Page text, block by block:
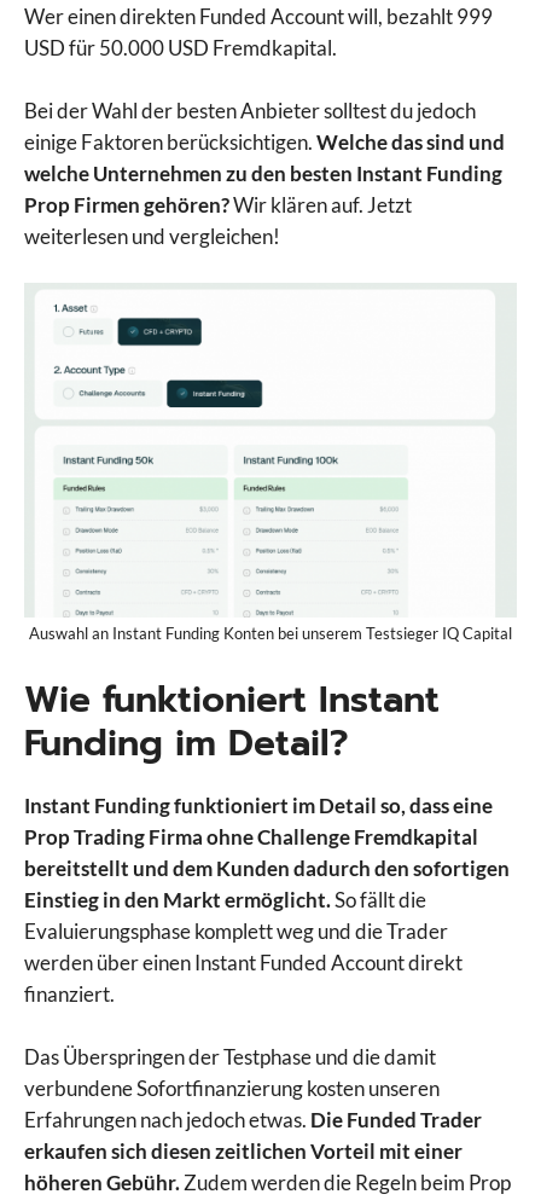
Wer einen direkten Funded Account will, bezahlt 999
USD für 50.000 USD Fremdkapital.
Bei der Wahl der besten Anbieter solltest du jedoch
einige Faktoren berücksichtigen.Welche das sind und
welche Unternehmen zu den besten Instant Funding
Prop Firmen gehören?Wir klären auf. Jetzt
weiterlesen und vergleichen!
Auswahl an Instant Funding Konten bei unserem Testsieger IQ Capital
Wie funktioniert Instant
Funding im Detail?
Instant Funding funktioniert im Detail so, dass eine
Prop Trading Firma ohne Challenge Fremdkapital
bereitstellt und dem Kunden dadurch den sofortigen
Einstieg in den Markt ermöglicht.So fällt die
Evaluierungsphase komplett weg und die Trader
werden über einen Instant Funded Account direkt
finanziert.
Das Überspringen der Testphase und die damit
verbundene Sofortfinanzierung kosten unseren
Erfahrungen nach jedoch etwas. Die Funded Trader
erkaufen sich diesen zeitlichen Vorteil mit einer
höheren Gebühr.Zudem werden die Regeln beim Prop